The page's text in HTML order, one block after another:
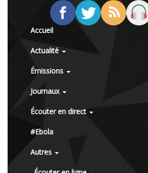
Accueil
Actualité
Émissions
Journaux
Écouter en direct
#Ebola
Autres